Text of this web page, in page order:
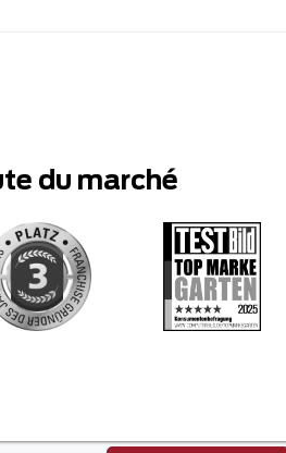
du marché